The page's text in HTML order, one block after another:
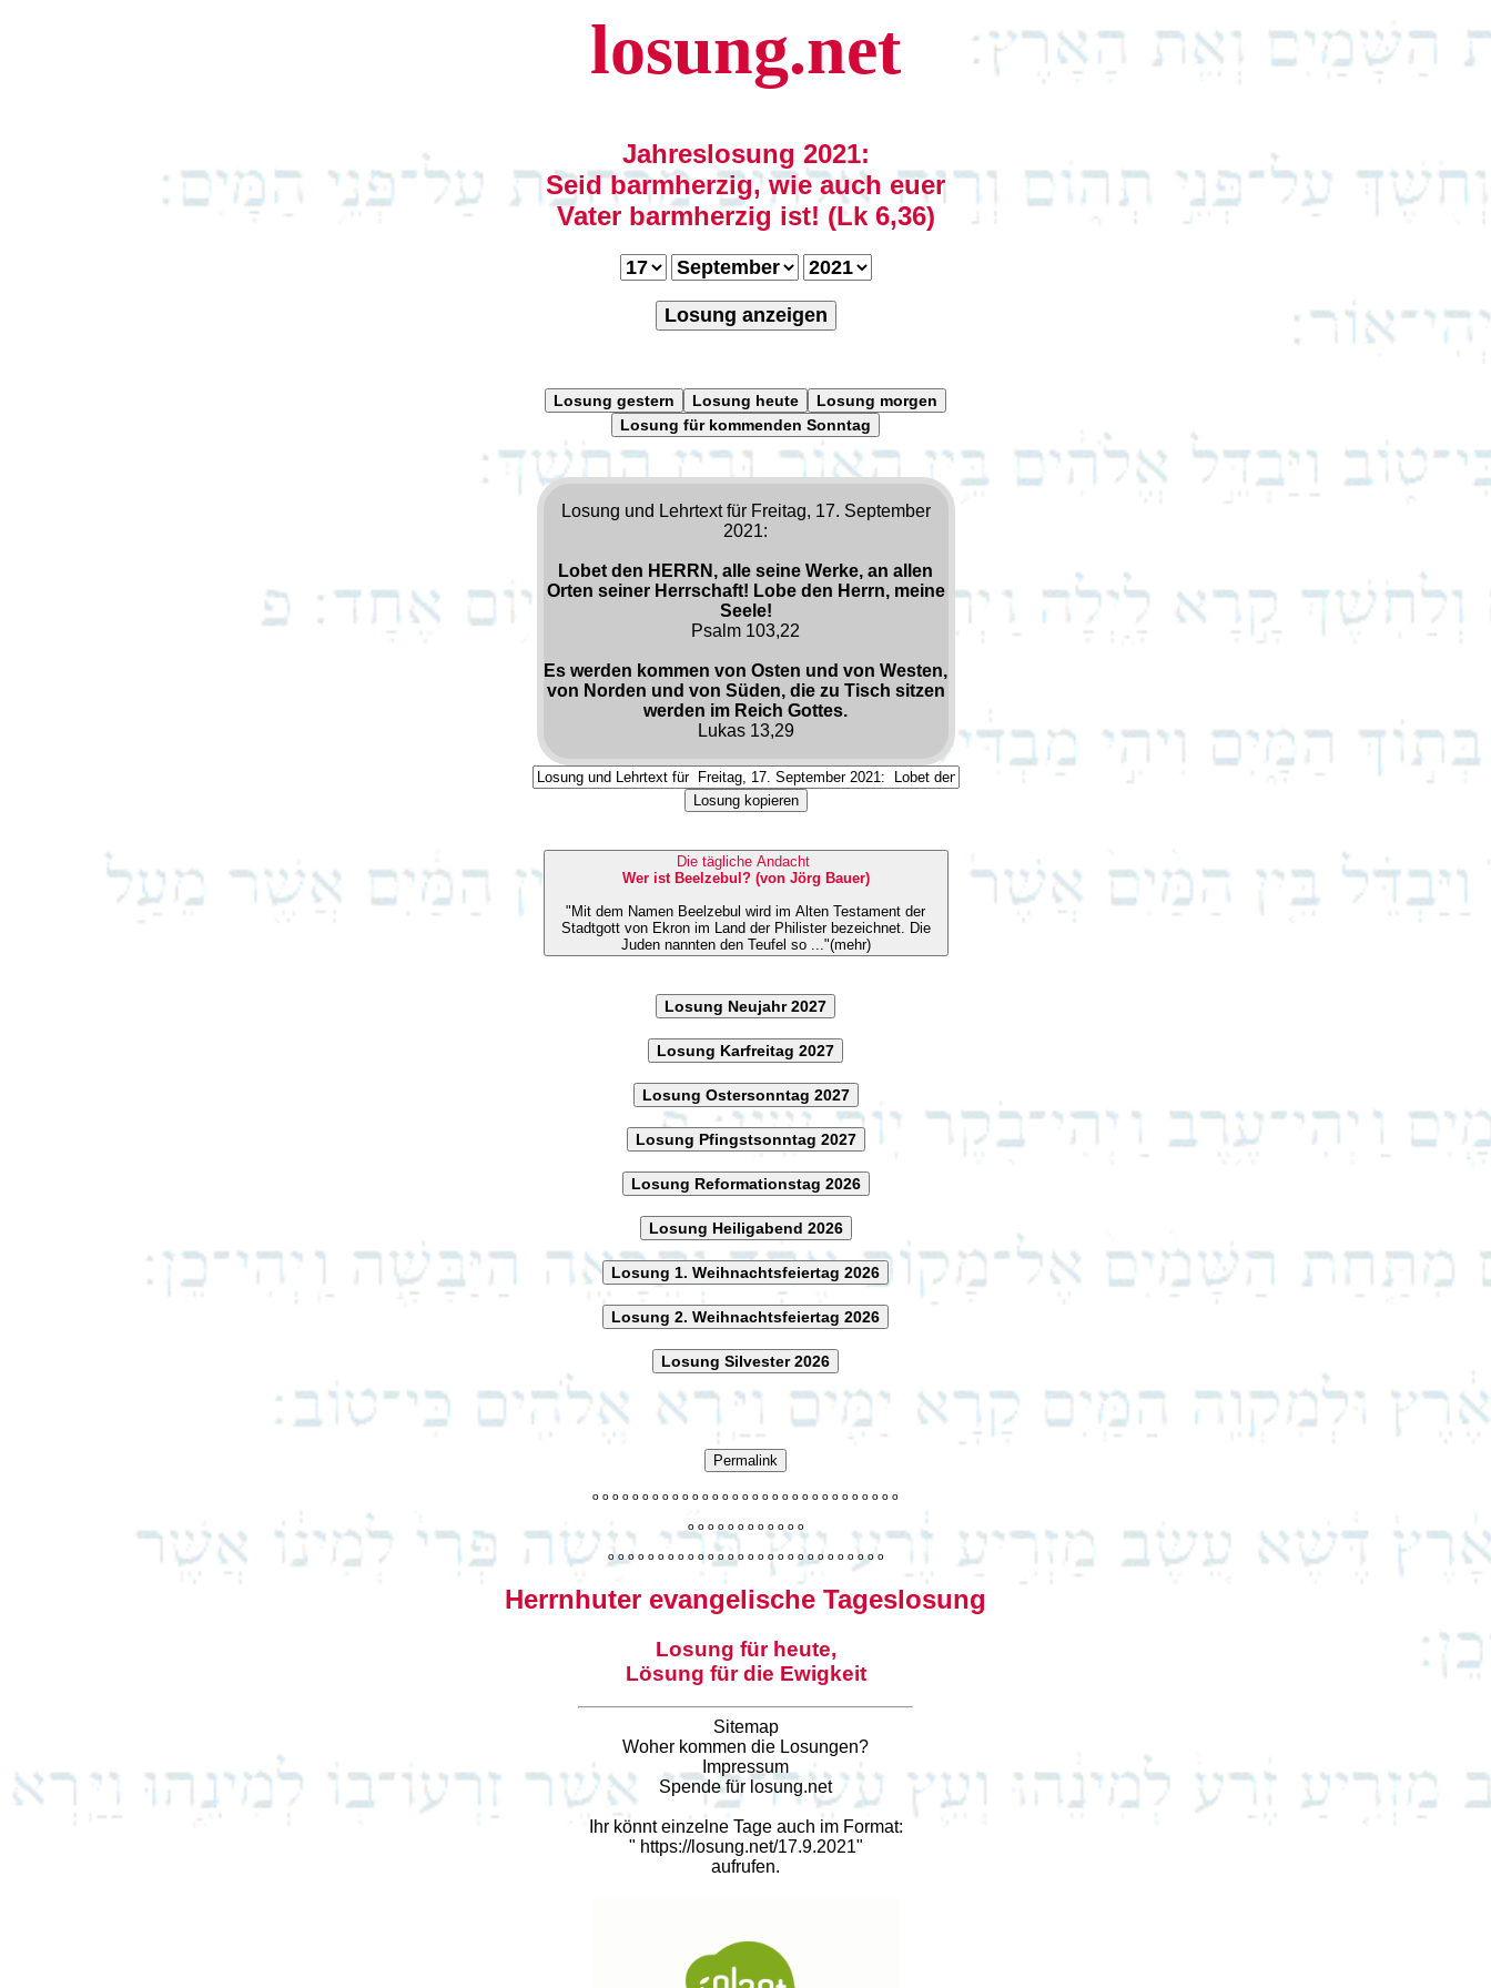
losung.net
Jahreslosung 2021:
Seid barmherzig, wie auch euer
Vater barmherzig ist! (Lk 6,36)
Losung anzeigen
Losung gestern Losung heute
Losung morgen
Losung für kommenden Sonntag
Losung und Lehrtext für Freitag, 17. September
2021:
Lobet den HERRN, alle seine Werke, an allen
Orten seiner Herrschaft! Lobe den Herrn, meine
Seele!
Psalm 103,22
Es werden kommen von Osten und von Westen,
von Norden und von Süden, die zu Tisch sitzen
werden im Reich Gottes.
Lukas 13,29
Losung kopieren
Die tägliche Andacht
Wer ist Beelzebul? (von Jörg Bauer)
"Mit dem Namen Beelzebul wird im Alten Testament der
Stadtgott von Ekron im Land der Philister bezeichnet. Die
Juden nannten den Teufel so ..."(mehr)
Losung Neujahr 2027
Losung Karfreitag 2027
Losung Ostersonntag 2027
Losung Pfingstsonntag 2027
Losung Reformationstag 2026
Losung Heiligabend 2026
Losung 1. Weihnachtsfeiertag 2026
Losung 2. Weihnachtsfeiertag 2026
Losung Silvester 2026
Permalink
o o o o o o o o o o o o o o o o o o o o o o o o o o o o o o o
o o o o o o o o o o o o
o o o o o o o o o o o o o o o o o o o o o o o o o o o o
Herrnhuter evangelische Tageslosung
Losung für heute,
Lösung für die Ewigkeit
Sitemap
Woher kommen die Losungen?
Impressum
Spende für losung.net
Ihr könnt einzelne Tage auch im Format:
" https://losung.net/17.9.2021"
aufrufen.